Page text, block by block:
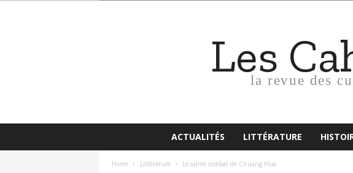
Lesla revue des
ACTUALITÉS LITTÉRATURE
Home Littérature Le calme combat de Chuang Hua